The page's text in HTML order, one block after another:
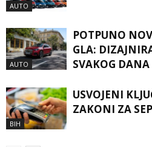
AUTO
AUTO
POTPUNO
GLA:
SVAKOG DANA
BIH
USVOJENI
ZAKONI ZA